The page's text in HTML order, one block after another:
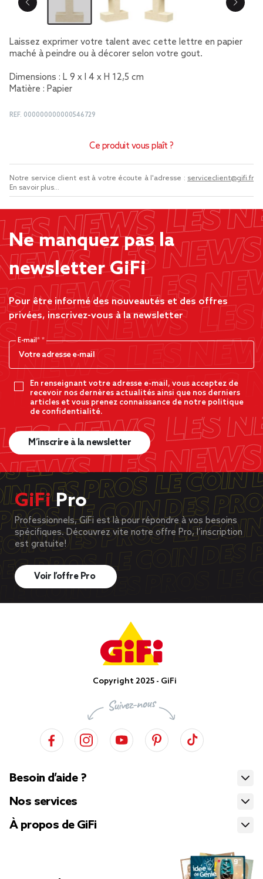
Laissez exprimer votre talent avec cette lettre en papier
maché à peindre ou à décorer selon votre gout.
Dimensions : L 9 x l 4 x H 12,5 cm
Matière : Papier
REF. 000000000000546729
Ce produit vous plaît ?
Notre service client est à votre écoute à l'adresse : serviceclient@gifi.fr
En savoir plus...
Ne manquez pas la
newsletter GiFi
Pour être informé des nouveautés et des offres
privées, inscrivez-vous à la newsletter
E-mail*
En renseignant votre adresse e-mail, vous acceptez de
recevoir nos dernères actualités ainsi que nos derniers
articles et vous prenez connaissance de notre politique
de confidentialité.
M’inscrire à la newsletter
GiFiPro
Professionnels, GiFi est là pour répondre à vos besoins
spécifiques. Découvrez vite notre offre Pro, l’inscription
est gratuite!
Voir l’offre Pro
Copyright 2025 - GiFi
Besoin d’aide ?
Nos services
À propos de GiFi